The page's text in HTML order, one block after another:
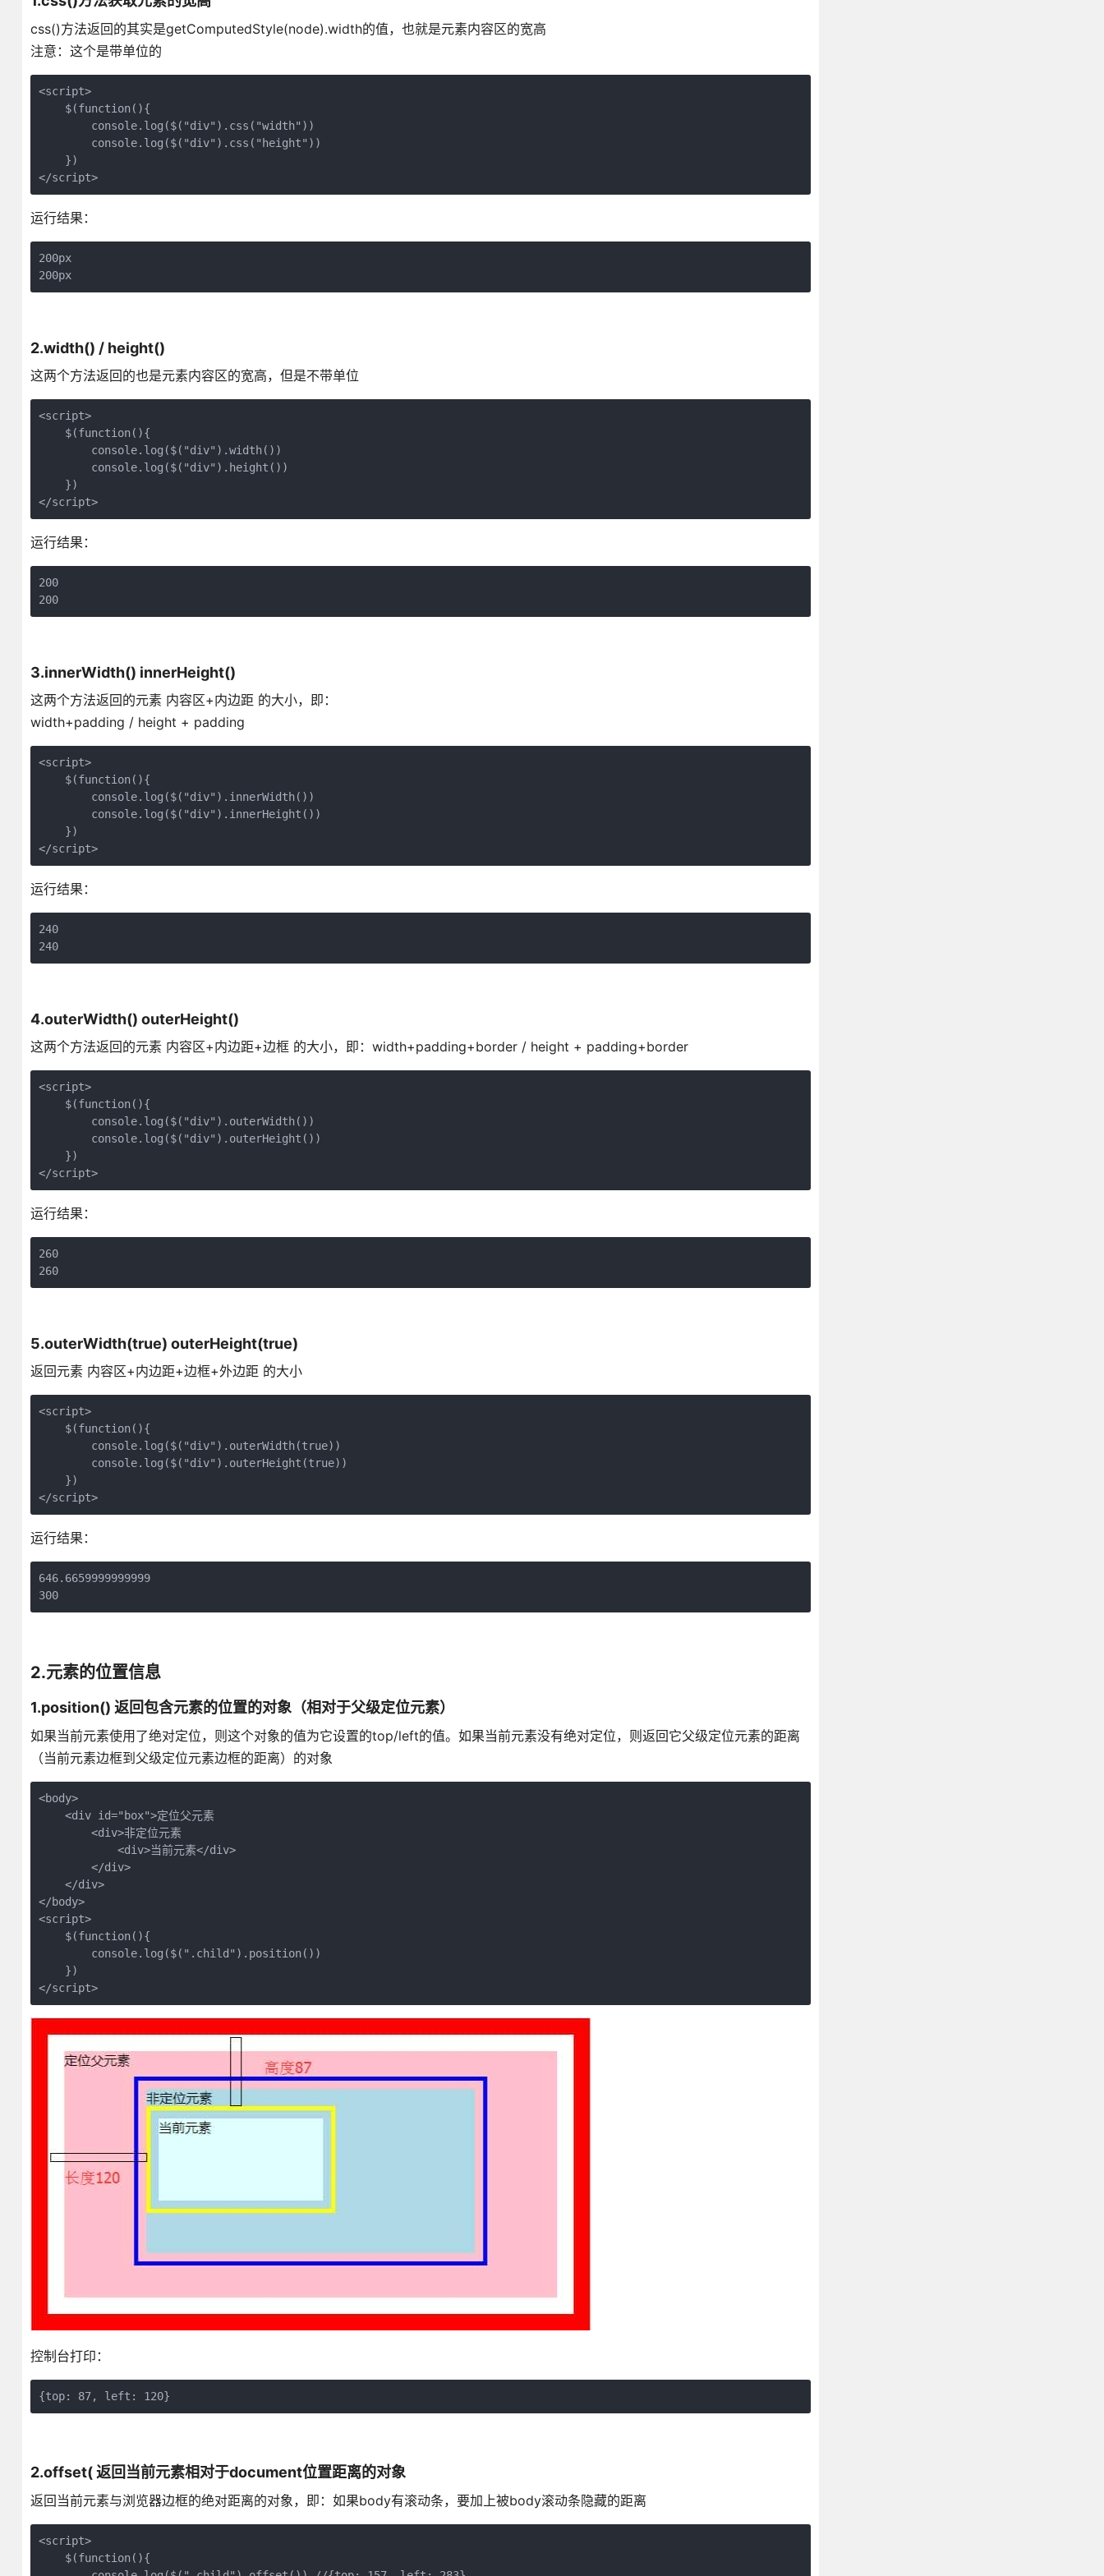
css()方法返回的其实是getComputedStyle(node).width的值，也就是元素内容区的宽高
注意：这个是带单位的
<script>
    $(function(){
        console.log($("div").css("width"))
        console.log($("div").css("height"))
    })
</script>
运行结果：
200px
200px
2.width() / height()
这两个方法返回的也是元素内容区的宽高，但是不带单位
<script>
    $(function(){
        console.log($("div").width())
        console.log($("div").height())
    })
</script>
运行结果：
200
200
3.innerWidth() innerHeight()
这两个方法返回的元素 内容区+内边距 的大小，即：
width+padding / height + padding
<script>
    $(function(){
        console.log($("div").innerWidth())
        console.log($("div").innerHeight())
    })
</script>
运行结果：
240
240
4.outerWidth() outerHeight()
这两个方法返回的元素 内容区+内边距+边框 的大小，即：width+padding+border / height + padding+border
<script>
    $(function(){
        console.log($("div").outerWidth())
        console.log($("div").outerHeight())
    })
</script>
运行结果：
260
260
5.outerWidth(true) outerHeight(true)
返回元素 内容区+内边距+边框+外边距 的大小
<script>
    $(function(){
        console.log($("div").outerWidth(true))
        console.log($("div").outerHeight(true))
    })
</script>
运行结果：
646.6659999999999
300
2.元素的位置信息
1.position() 返回包含元素的位置的对象（相对于父级定位元素）
如果当前元素使用了绝对定位，则这个对象的值为它设置的top/left的值。如果当前元素没有绝对定位，则返回它父级定位元素的距离
（当前元素边框到父级定位元素边框的距离）的对象
<body>
    <div id="box">定位父元素
        <div>非定位元素
            <div>当前元素</div>
        </div>
    </div>
</body>
<script>
    $(function(){
        console.log($(".child").position())
    })
</script>
控制台打印：
{top: 87, left: 120}
2.offset( 返回当前元素相对于document位置距离的对象
返回当前元素与浏览器边框的绝对距离的对象，即：如果body有滚动条，要加上被body滚动条隐藏的距离
<script>
    $(function(){